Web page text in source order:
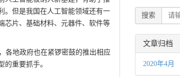
。但是我国在人工智能领域还有一
芯片、基础材料、元器件、软件等
各地政府也在紧锣密鼓的推出相应
重要抓手。
搜索
文章归档
2020年4月